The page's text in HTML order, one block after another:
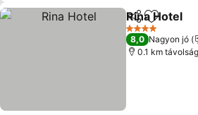
Megosztás
Rina Hotel
4 Kategória
8,0 Nagyon jó
0.1 km